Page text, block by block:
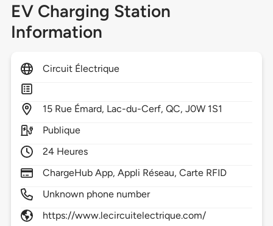
EV Charging Station
Information
Circuit Électrique
15 Rue Émard, Lac-du-Cerf,QC,J0W 1S1
Publique
24 Heures
ChargeHub App, Appli Réseau, Carte RFID
Unknown phone number
https://www.lecircuitelectrique.com/